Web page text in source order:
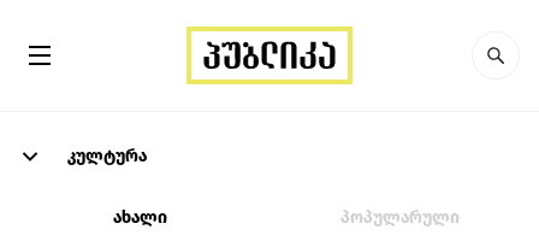
კულტურა
ახალი პოპულარული